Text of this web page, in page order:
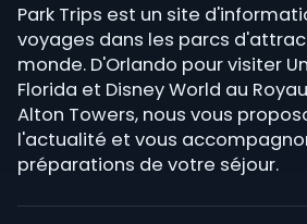
Park Trips est un site
voyages dans les parcs
monde. D'Orlando pour visiter
Florida et Disney World au
Alton Towers, nous vous
l'actualité et vous
préparations de votre séjour.